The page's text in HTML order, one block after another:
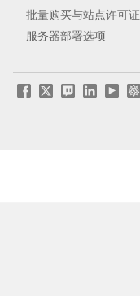
批量购买与站点许可证
服务器部署选项